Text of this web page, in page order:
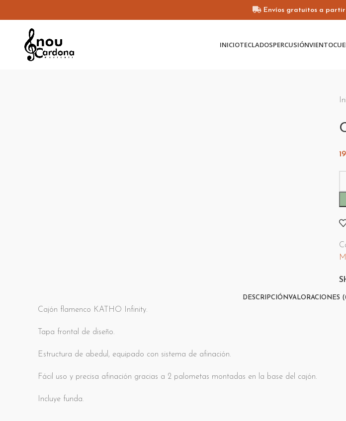
Envíos gratuitos a
INICIOTECLADOSPERCUSIÓNVIENTO
DESCRIPCIÓNVALORACIONES
Cajón flamenco KATHO Infinity.
Tapa frontal de diseño.
Estructura de abedul, equipado con sistema de afinación.
Fácil uso y precisa afinación gracias a 2 palometas montadas en la base del cajón.
Incluye funda.